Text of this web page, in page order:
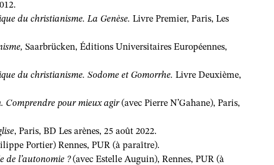
du christianisme. La Genèse. Livre Premier, Paris, Les
Saarbrücken, Éditions Universitaires Européennes,
du christianisme. Sodome et Gomorrhe. Livre Deuxième,
Comprendre pour mieux agir(avec Pierre N’Gahane), Paris,
, Paris, BD Les arènes, 25 août 2022.
Portier) Rennes, PUR (à paraître).
de l’autonomie ?(avec Estelle Auguin), Rennes, PUR (à